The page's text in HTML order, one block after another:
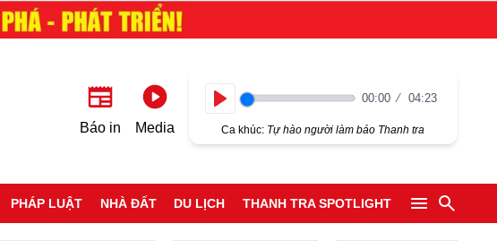
Báo in Media
00:00 04:23
Ca khúc: Tự hào người làm báo Thanh tra
PHÁP LUẬT NHÀ ĐẤT DU LỊCH THANH TRA SPOTLIGHT